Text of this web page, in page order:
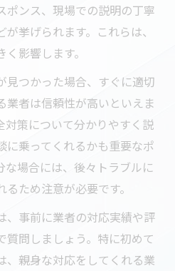
ポンス、現場での説明の丁寧
挙げられます。これらは、
影響します。
見つかった場合、すぐに適切
業者は信頼性が高いといえま
対策について分かりやすく説
に乗ってくれるかも重要なポ
な場合には、後々トラブルに
ため注意が必要です。
、事前に業者の対応実績や評
問しましょう。特に初めて
、親身な対応をしてくれる業